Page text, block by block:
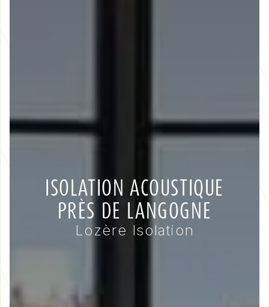
ISOLATION ACOUSTIQUE
PRÈS DE LANGOGNE
Lozère Isolation